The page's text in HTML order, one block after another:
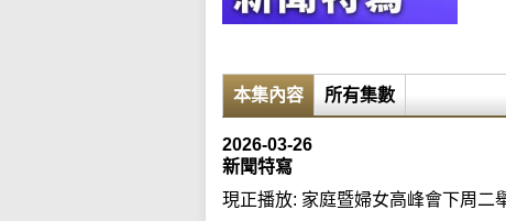
本集內容 所有集數
2026-03-26
新聞特寫
現正播放: 家庭暨婦女高峰會下周